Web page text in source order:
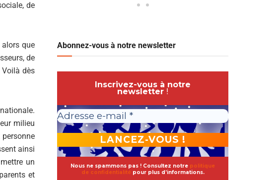
de
alors que
de
Voilà dès
milieu
ainsi
un
et
Abonnez-vous à notre newsletter
Inscrivez-vous à notre
newsletter !
Nous ne spammons pas ! Consultez notre politique
de confidentialité pour plus d’informations.